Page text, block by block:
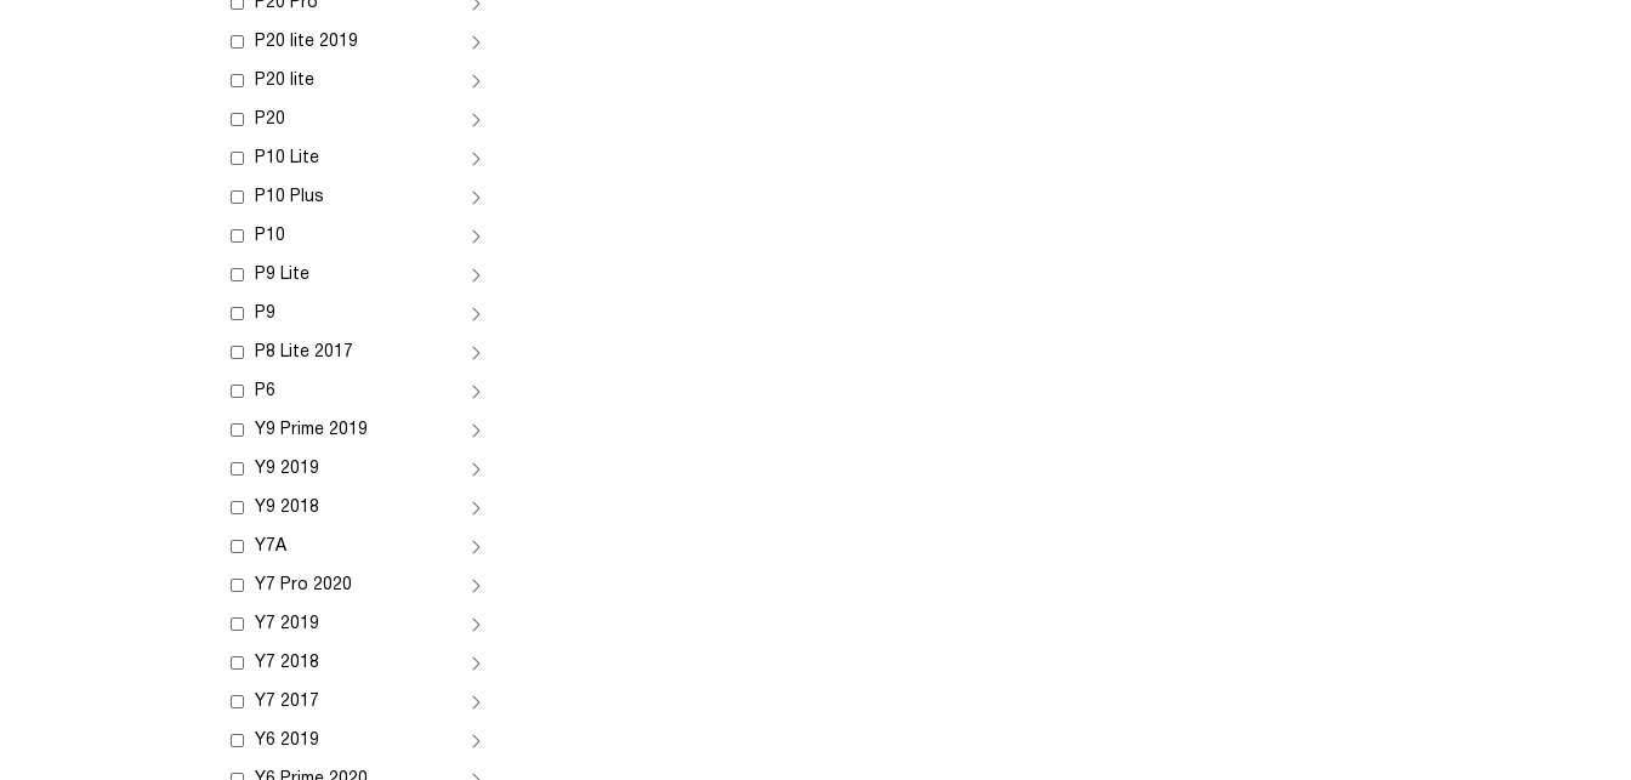
P20 lite 2019
P20 lite
P20
P10 Lite
P10 Plus
P10
P9 Lite
P9
P8 Lite 2017
P6
Y9 Prime 2019
Y9 2019
Y9 2018
Y7A
Y7 Pro 2020
Y7 2019
Y7 2018
Y7 2017
Y6 2019